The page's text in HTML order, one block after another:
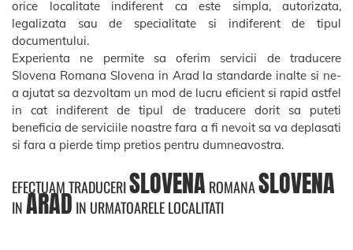
orice localitate indiferent ca este simpla, autorizata,
legalizata sau de specialitate si indiferent de tipul
documentului.
Experienta ne permite sa oferim servicii de traducere
Slovena Romana Slovena in Arad la standarde inalte si ne-
a ajutat sa dezvoltam un mod de lucru eficient si rapid astfel
in cat indiferent de tipul de traducere dorit sa puteti
beneficia de serviciile noastre fara a fi nevoit sa va deplasati
si fara a pierde timp pretios pentru dumneavostra.
EFECTUAM TRADUCERISLOVENA ROMANASLOVENA
INARADIN URMATOARELE LOCALITATI